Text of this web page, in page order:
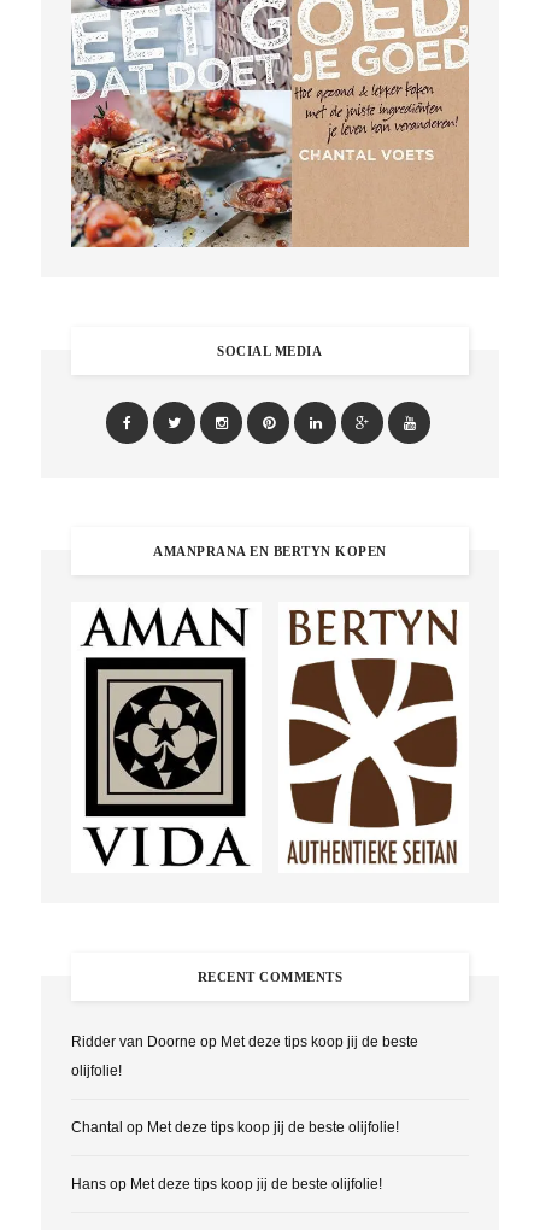
SOCIAL MEDIA
AMANPRANA EN BERTYN KOPEN
RECENT COMMENTS
Ridder van Doorne op Met deze tips koop jij de beste
olijfolie!
Chantal op Met deze tips koop jij de beste olijfolie!
Hansop Met deze tips koop jij de beste olijfolie!